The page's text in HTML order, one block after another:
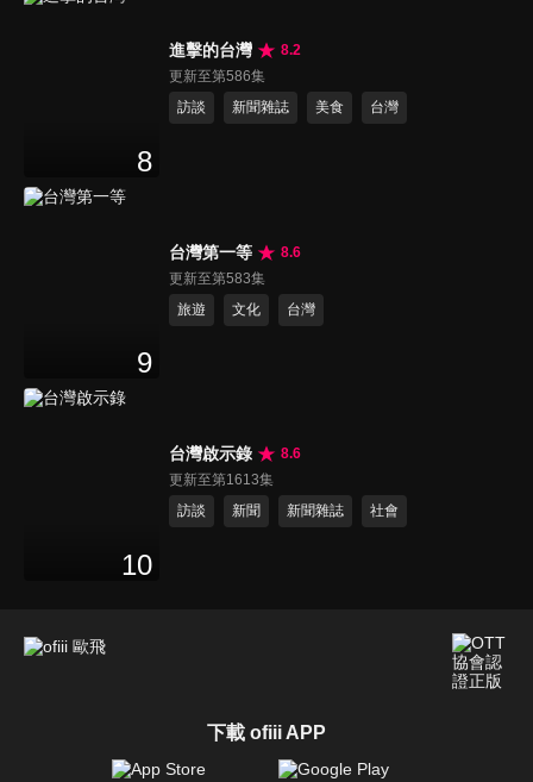
8
進擊的台灣
8.2
更新至第586集
訪談
新聞雜誌 美食 台灣
9
台灣第一等
8.6
更新至第583集
旅遊
文化 台灣
10
台灣啟示錄
8.6
更新至第1613集
訪談
新聞 新聞雜誌 社會
下載 ofiii APP